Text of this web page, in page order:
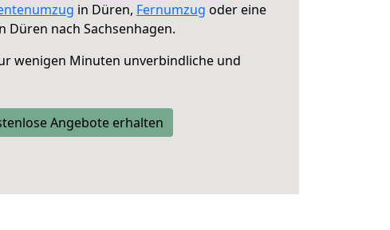
in Düren, Fernumzug oder eine
Düren nach Sachsenhagen.
wenigen Minuten unverbindliche und
Angebote erhalten